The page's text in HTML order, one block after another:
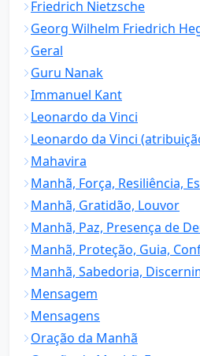
Friedrich Nietzsche
Georg Wilhelm Friedrich
Geral
Guru Nanak
Immanuel Kant
Leonardo da Vinci
Leonardo da Vinci
Mahavira
Manhã, Força, Resiliência,
Manhã, Gratidão, Louvor
Manhã, Paz, Presença de
Manhã, Proteção, Guia,
Manhã, Sabedoria,
Mensagem
Mensagens
Oração da Manhã